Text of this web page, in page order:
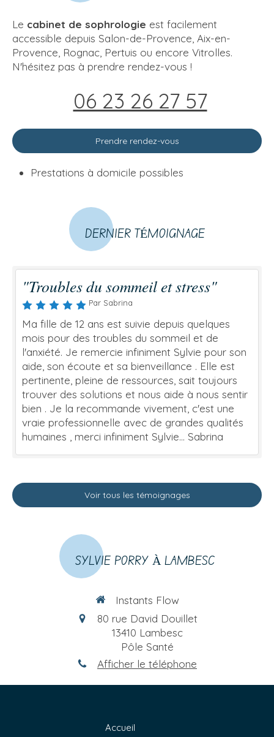
Le cabinet de sophrologie est facilement
accessible depuis Salon-de-Provence, Aix-en-
Provence, Rognac, Pertuis ou encore Vitrolles.
N'hésitez pas à prendre rendez-vous !
06 23 26 27 57
Prendre rendez-vous
Prestations à domicile possibles
DERNIER TÉMOIGNAGE
"Troubles du sommeil et stress"
Par Sabrina
Ma fille de 12 ans est suivie depuis quelques
mois pour des troubles du sommeil et de
l'anxiété. Je remercie infiniment Sylvie pour son
aide, son écoute et sa bienveillance . Elle est
pertinente, pleine de ressources, sait toujours
trouver des solutions et nous aide à nous sentir
bien . Je la recommande vivement, c'est une
vraie professionnelle avec de grandes qualités
humaines , merci infiniment Sylvie... Sabrina
Voir tous les témoignages
SYLVIE PORRY À LAMBESC
Instants Flow
80 rue David Douillet
13410 Lambesc
Pôle Santé
Afficher le téléphone
Accueil